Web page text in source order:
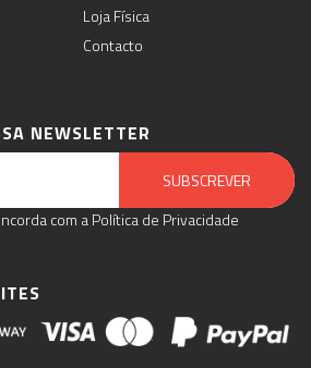
Loja Física
Contacto
NEWSLETTER
SUBSCREVER
Email Marketing by E-goi
com a Política de Privacidade